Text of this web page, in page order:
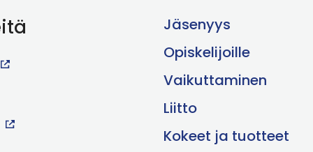
Jäsenyys
Opiskelijoille
Vaikuttaminen
Liitto
Kokeet ja tuotteet